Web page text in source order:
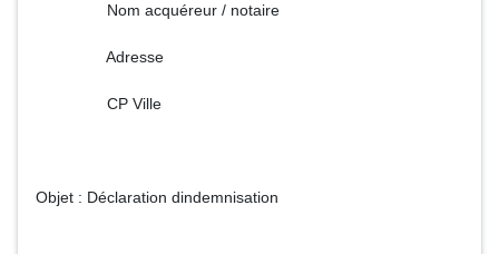
Nom acquéreur / notaire
Adresse
CP Ville
Objet : Déclaration dindemnisation